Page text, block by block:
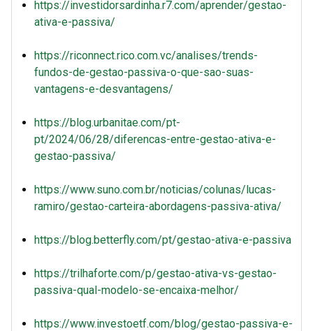
https://investidorsardinha.r7.com/aprender/gestao-
ativa-e-passiva/
https://riconnect.rico.com.vc/analises/trends-
fundos-de-gestao-passiva-o-que-sao-suas-
vantagens-e-desvantagens/
https://blog.urbanitae.com/pt-
pt/2024/06/28/diferencas-entre-gestao-ativa-e-
gestao-passiva/
https://www.suno.com.br/noticias/colunas/lucas-
ramiro/gestao-carteira-abordagens-passiva-ativa/
https://blog.betterfly.com/pt/gestao-ativa-e-passiva
https://trilhaforte.com/p/gestao-ativa-vs-gestao-
passiva-qual-modelo-se-encaixa-melhor/
https://www.investoetf.com/blog/gestao-passiva-e-